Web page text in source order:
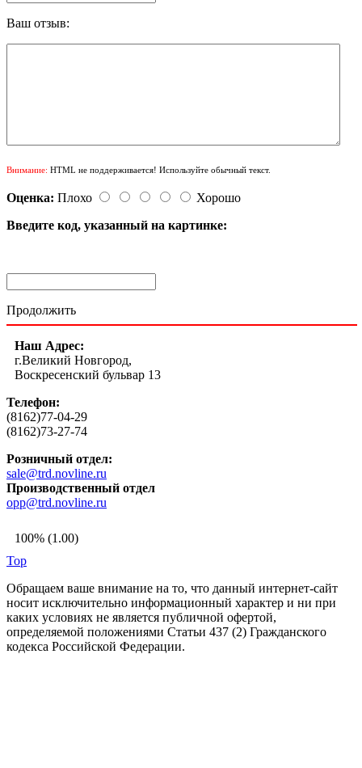
Ваш отзыв:
Внимание: HTML не поддерживается! Используйте обычный текст.
Оценка: Плохо
Хорошо
Введите код, указанный на картинке:
Продолжить
Наш Адрес:
г.Великий Новгород,
Воскресенский бульвар 13
Телефон:
(8162)77-04-29
(8162)73-27-74
Розничный отдел:
sale@trd.novline.ru
Производственный отдел
opp@trd.novline.ru
100% (1.00)
Top
Обращаем ваше внимание на то, что данный интернет-сайт
носит исключительно информационный характер и ни при
каких условиях не является публичной офертой,
определяемой положениями Статьи 437 (2) Гражданского
кодекса Российской Федерации.